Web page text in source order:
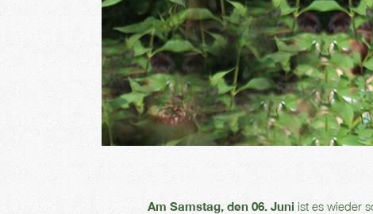
Am Samstag, den 06. Juni ist es wieder